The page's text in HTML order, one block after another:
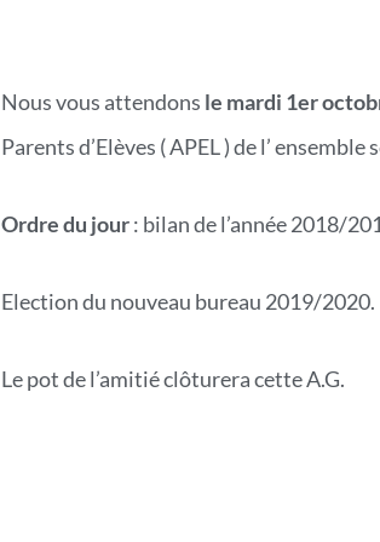
Nous vous attendons le mardi 1er
Parents d’Elèves ( APEL ) de l’
Ordre du jour: bilan de l’année 2018/
Election du nouveau bureau 2019/2020.
Le pot de l’amitié clôturera cette A.G.